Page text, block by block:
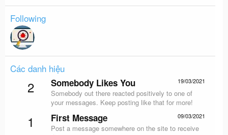
Following
Các danh hiệu
2 19/03/2021
Somebody Likes You
Somebody out there reacted positively to one of
your messages. Keep posting like that for more!
1 09/03/2021
First Message
Post a message somewhere on the site to receive